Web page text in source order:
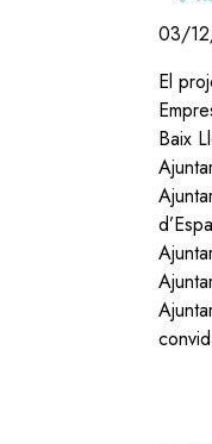
03/
El
Baix